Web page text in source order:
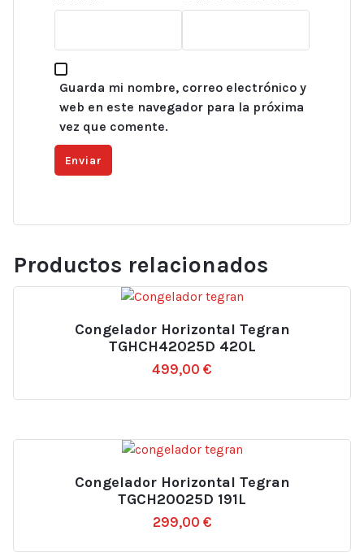
Guarda mi nombre, correo electrónico y
web en este navegador para la próxima
vez que comente.
Productos relacionados
Congelador Horizontal Tegran
TGHCH42025D 420L
499,00 €
Congelador Horizontal Tegran
TGCH20025D 191L
299,00 €